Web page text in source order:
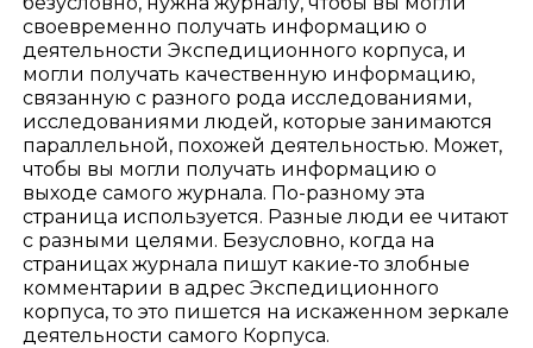
своевременно получать информацию о
деятельности Экспедиционного корпуса, и
могли получать качественную информацию,
связанную с разного рода исследованиями,
исследованиями людей, которые занимаются
параллельной, похожей деятельностью. Может,
чтобы вы могли получать информацию о
выходе самого журнала. По-разному эта
страница используется. Разные люди ее читают
с разными целями. Безусловно, когда на
страницах журнала пишут какие-то злобные
комментарии в адрес Экспедиционного
корпуса, то это пишется на искаженном зеркале
деятельности самого Корпуса.